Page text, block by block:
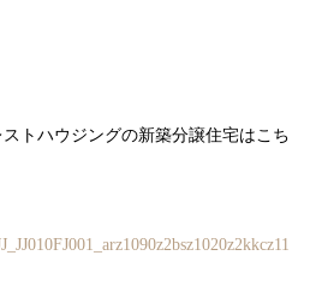
トハウジングの新築分譲住宅はこち